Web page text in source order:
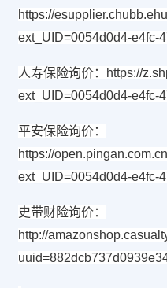
https://
ext_UID=0054d0d4-e4fc-
人寿保险询价：
https://
ext_UID=0054d0d4-e4fc-
平安保险询价：
https://
ext_UID=0054d0d4-e4fc-
史带财险询价：
http://